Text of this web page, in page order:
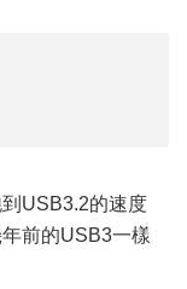
USB3.2的速度
前的USB3一樣